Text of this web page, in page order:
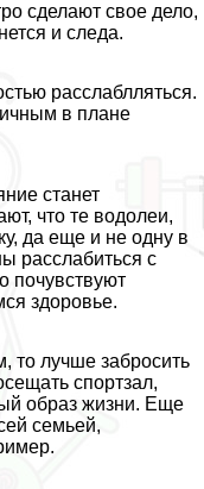
сделают свое дело,
и следа.
расслаблляться.
в плане
станет
что те водолеи,
да еще и не одну в
расслабиться с
почувствуют
здоровье.
то лучше забросить
спортзал,
образ жизни. Еще
семьей,